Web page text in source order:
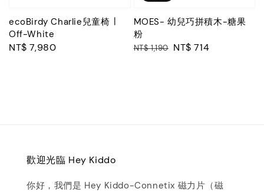
ecoBirdy Charlie兒童椅 ∣
Off-White
Regular
NT$ 7,980
MOES- 幼兒巧拼積木-糖果
粉
Regular
NT$ 1,190 Sale
NT$ 714
歡迎光臨 Hey Kiddo
你好，我們是 Hey Kiddo-Connetix 磁力片（磁